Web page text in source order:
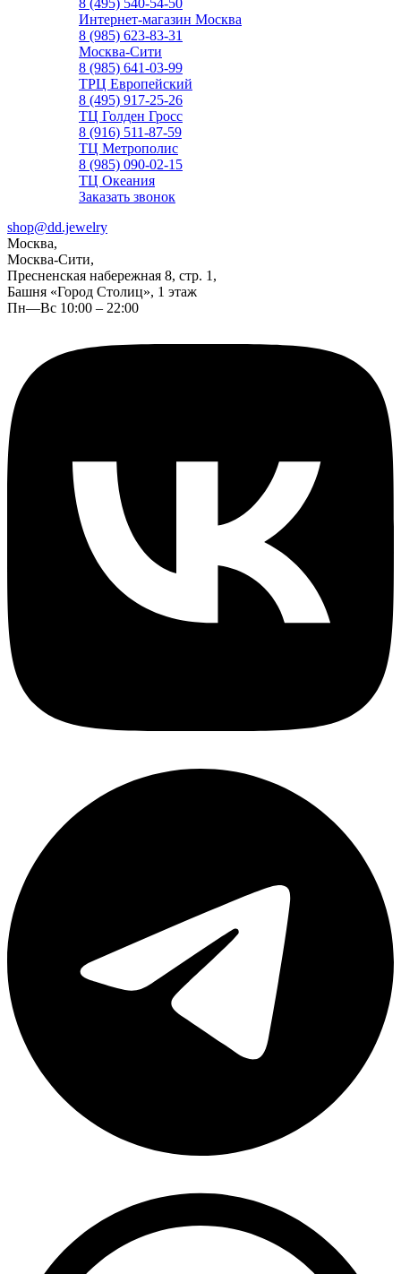
8 (495) 540-54-50
Интернет-магазин Москва
8 (985) 623-83-31
Москва-Сити
8 (985) 641-03-99
ТРЦ Европейский
8 (495) 917-25-26
ТЦ Голден Гросс
8 (916) 511-87-59
ТЦ Метрополис
8 (985) 090-02-15
ТЦ Океания
Заказать звонок
shop@dd.jewelry
Москва,
Москва-Сити,
Пресненская набережная 8, стр. 1,
Башня «Город Столиц», 1 этаж
Пн—Вс 10:00 – 22:00